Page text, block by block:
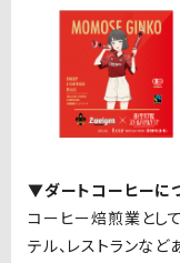
▼ダートコーヒーに
コーヒー焙煎業とし
テル、レストランな